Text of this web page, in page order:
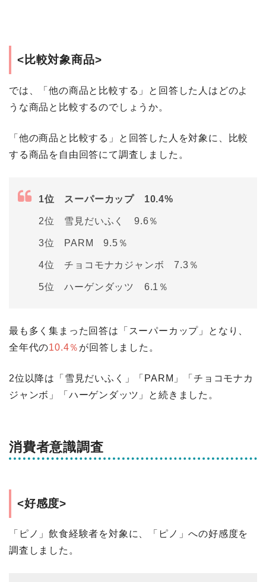
<比較対象商品>
では、「他の商品と比較する」と回答した人はどのよ
うな商品と比較するのでしょうか。
「他の商品と比較する」と回答した人を対象に、比較
する商品を自由回答にて調査しました。
1位 スーパーカップ 10.4%
2位 雪見だいふく 9.6％
3位 PARM 9.5％
4位 チョコモナカジャンボ 7.3％
5位 ハーゲンダッツ 6.1％
最も多く集まった回答は「スーパーカップ」となり、
全年代の10.4％ が回答しました。
2位以降は「雪見だいふく」「PARM」「チョコモナカ
ジャンボ」「ハーゲンダッツ」と続きました。
消費者意識調査
<好感度>
「ピノ」飲食経験者を対象に、「ピノ」への好感度を
調査しました。